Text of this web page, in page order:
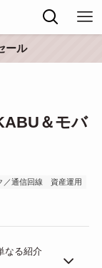
ール
＆モバ
／通信回線 資産運用
なる紹介